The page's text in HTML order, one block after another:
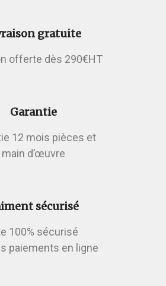
gratuite
offerte dès 290€HT
Garantie
12 mois pièces et
main d’œuvre
sécurisé
100% sécurisé
paiements en ligne